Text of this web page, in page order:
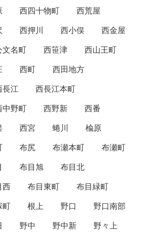
西四十物町
西荒屋
西押川 西小俣
西金屋
文名町 西笹津
西山王町
西町
西田地方
長江
西長江本町
中野町 西野新
西番
西宮 蜷川
楡原
布尻 布瀬本町
布瀬町
布目旭
布目北
西 布目東町
布目緑町
町 根上 野口
野口南部
野中 野中新
野々上